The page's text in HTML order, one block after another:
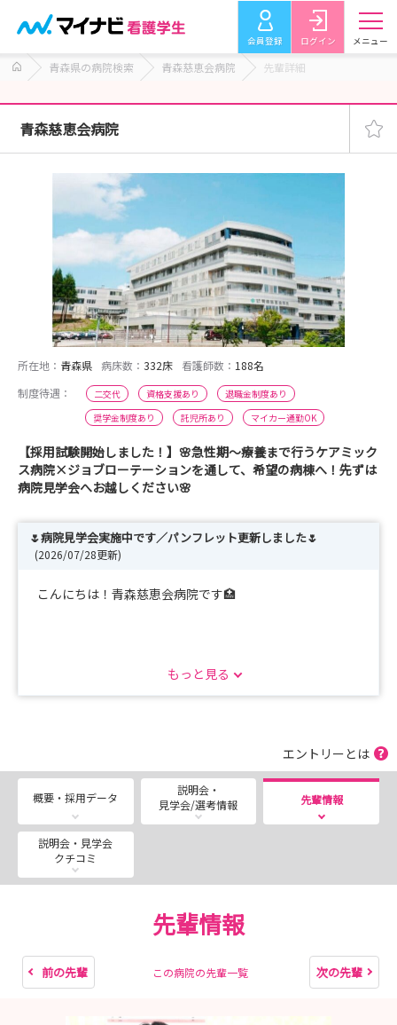
会員登録 ログイン メニュー
青森県の病院検索 青森慈恵会病院 先輩詳細
青森慈恵会病院
所在地： 青森県 病床数： 332床 看護師数： 188名
制度待遇：
二交代 資格支援あり
退職金制度あり
奨学金制度あり
託児所あり マイカー通勤OK
【採用試験開始しました！】🌸急性期～療養まで行うケアミック
ス病院×ジョブローテーションを通して、希望の病棟へ！先ずは
病院見学会へお越しください🌸
🌷病院見学会実施中です／パンフレット更新しました🌷
(2026/07/28更新)
こんにちは！青森慈恵会病院です🏥
今年入社した看護師の情報やインタビューも掲載していま
------------------------------------------------------------
--------
青森慈恵会病院では、病院見学会を随時開催しております
⭐
見学会では就職セミナーや説明会では聞けなかったことや
す◎
見学以外にも
もっと見る
エントリーとは
概要・採用データ
説明会・
見学会/選考情報
先輩情報
説明会・見学会
クチコミ
先輩情報
前の先輩 この病院の先輩一覧 次の先輩